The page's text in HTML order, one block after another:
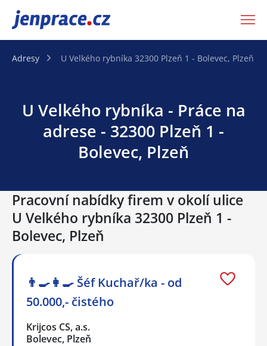
JenPráce.cz
Adresy U Velkého rybníka 32300 Plzeň 1 - Bolevec, Plzeň
U Velkého rybníka - Práce na
adrese - 32300 Plzeň 1 -
Bolevec, Plzeň
Pracovní nabídky firem v okolí ulice
U Velkého rybníka 32300 Plzeň 1 -
Bolevec, Plzeň
👨‍🍳👩‍🍳​​​​​​​ Šéf Kuchař/ka - od
50.000,- čistého
Krijcos CS, a.s.
Bolevec, Plzeň